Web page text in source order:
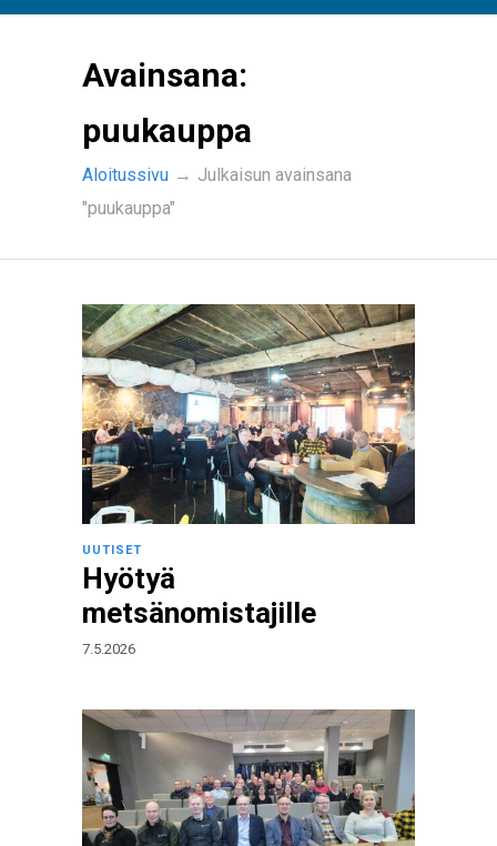
Avainsana:
puukauppa
Aloitussivu → Julkaisun avainsana
"puukauppa"
UUTISET
Hyötyä
metsänomistajille
7.5.2026